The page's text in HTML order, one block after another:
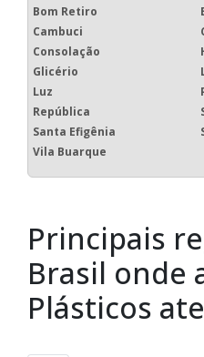
Bom Retiro
Cambuci
Consolação
Glicério
Luz
República
Santa Efigênia
Vila Buarque
Principais
Brasil onde
Plásticos